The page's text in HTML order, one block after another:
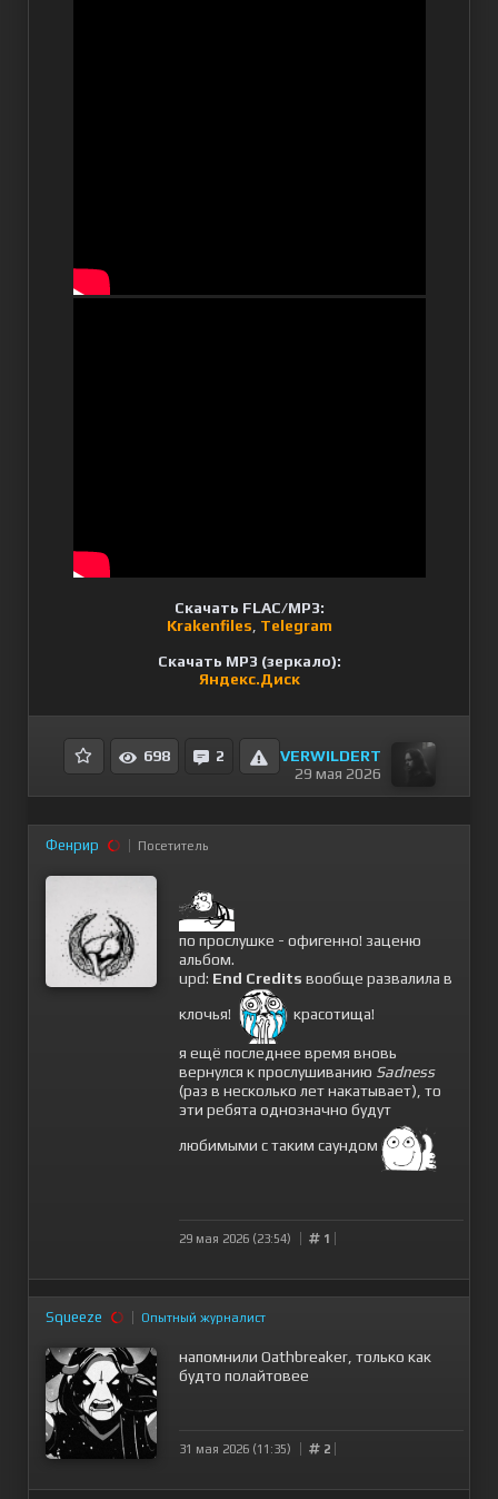
Скачать FLAC/MP3:
Krakenfiles Telegram
Скачать MP3 (зеркало):
Яндекс.Диск
698 2
VERWILDERT
29 мая 2026
Фенрир Посетитель
по прослушке - офигенно! заценю
альбом.
upd: End Credits вообще развалила в
клочья! красотища!
я ещё последнее время вновь
вернулся к прослушиванию Sadness
(раз в несколько лет накатывает), то
эти ребята однозначно будут
любимыми с таким саундом
29 мая 2026 (23:54) 1
Squeeze Опытный журналист
напомнили Oathbreaker, только как
будто полайтовее
31 мая 2026 (11:35) 2